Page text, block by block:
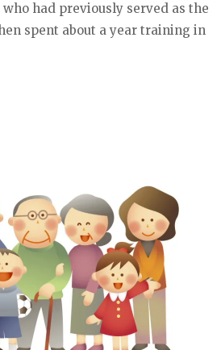
had previously served as the
spent about a year training in